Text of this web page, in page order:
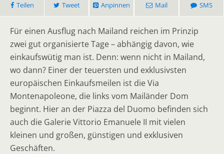
Teilen Tweet Anpinnen Mail SMS
Für einen Ausflug nach Mailand reichen im Prinzip
zwei gut organisierte Tage – abhängig davon, wie
einkaufswütig man ist. Denn: wenn nicht in Mailand,
wo dann? Einer der teuersten und exklusivsten
europäischen Einkaufsmeilen ist die Via
Montenapoleone, die links vom Mailänder Dom
beginnt. Hier an der Piazza del Duomo befinden sich
auch die Galerie Vittorio Emanuele II mit vielen
kleinen und großen, günstigen und exklusiven
Geschäften.